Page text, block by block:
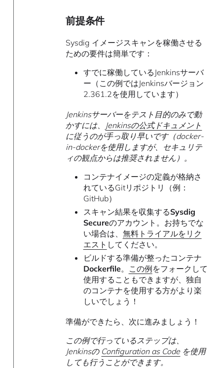
前提条件
Sysdig イメージスキャンを稼働させる
ための要件は簡単です：
すでに稼働しているJenkinsサーバ
ー（この例ではJenkinsバージョン
2.361.2を使用しています）
Jenkinsサーバーをテスト目的のみで動
かすには、 Jenkinsの公式ドキュメント
に従うのが手っ取り早いです（docker-
in-dockerを使用しますが、セキュリテ
ィの観点からは推奨されません）。
コンテナイメージの定義が格納さ
れているGitリポジトリ（例：
GitHub）
スキャン結果を収集するSysdig
Secureのアカウント。お持ちでな
い場合は、 無料トライアルをリク
エスト してください。
ビルドする準備が整ったコンテナ
Dockerfile。 この例をフォークして
使用することもできますが、独自
のコンテナを使用する方がより楽
しいでしょう！
準備ができたら、次に進みましょう！
この例で行っているステップは、
Jenkinsの Configuration as Codeを使用
しても行うことができます。